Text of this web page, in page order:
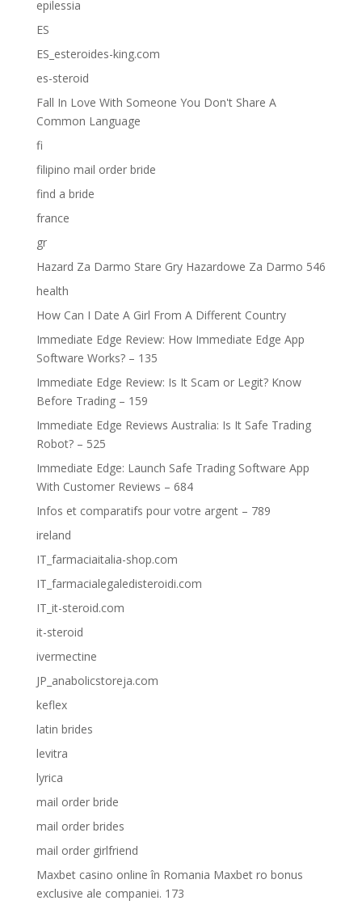
epilessia
ES
ES_esteroides-king.com
es-steroid
Fall In Love With Someone You Don't Share A
Common Language
fi
filipino mail order bride
find a bride
france
gr
Hazard Za Darmo Stare Gry Hazardowe Za Darmo 546
health
How Can I Date A Girl From A Different Country
Immediate Edge Review: How Immediate Edge App
Software Works? – 135
Immediate Edge Review: Is It Scam or Legit? Know
Before Trading – 159
Immediate Edge Reviews Australia: Is It Safe Trading
Robot? – 525
Immediate Edge: Launch Safe Trading Software App
With Customer Reviews – 684
Infos et comparatifs pour votre argent – 789
ireland
IT_farmaciaitalia-shop.com
IT_farmacialegaledisteroidi.com
IT_it-steroid.com
it-steroid
ivermectine
JP_anabolicstoreja.com
keflex
latin brides
levitra
lyrica
mail order bride
mail order brides
mail order girlfriend
Maxbet casino online în Romania Maxbet ro bonus
exclusive ale companiei. 173